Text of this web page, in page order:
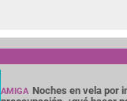
AMIGA Noches en vela por